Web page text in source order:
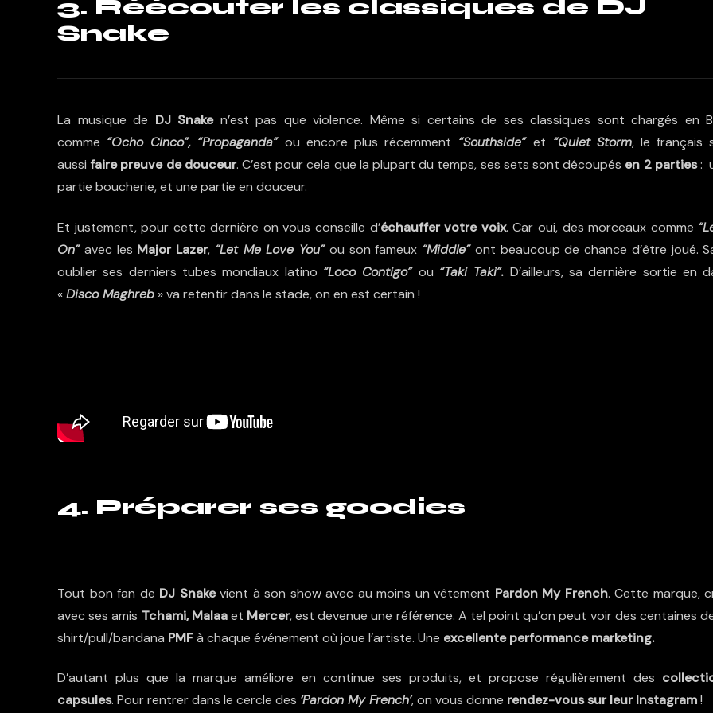
3. Réécouter les classiques de DJ
Snake
La musique de DJ Snaken’est pas que violence. Même si certains de ses classiques sont chargés en
comme “Ocho Cinco”, “Propaganda” ou encore plus récemment “Southside” et “Quiet Storm, le français
aussifaire preuve de douceur. C’est pour cela que la plupart du temps, ses sets sont découpés en 2 parties:
partie boucherie, et une partie en douceur.
Et justement, pour cette dernière on vous conseille d’échauffer votre voix. Car oui, des morceaux comme
On”avec les Major Lazer, “Let Me Love You”ou son fameux “Middle”ont beaucoup de chance d’être joué.
oublier ses derniers tubes mondiaux latino “Loco Contigo”ou “Taki Taki”. D’ailleurs, sa dernière sortie en
«Disco Maghreb » va retentir dans le stade, on en est certain !
4. Préparer ses goodies
Tout bon fan de DJ Snakevient à son show avec au moins un vêtement Pardon My French. Cette marque,
avec ses amis Tchami, Malaaet Mercer, est devenue une référence. A tel point qu’on peut voir des centaines
shirt/pull/bandana PMFà chaque événement où joue l’artiste. Une excellente performance marketing.
D’autant plus que la marque améliore en continue ses produits, et propose régulièrement des
capsules. Pour rentrer dans le cercle des ‘Pardon My French’, on vous donne rendez-vous sur leur Instagram!